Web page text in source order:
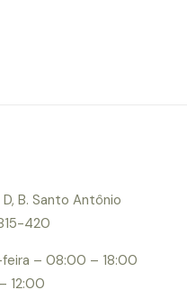
B. Santo Antônio
420
feira – 08:00 – 18:00
12:00